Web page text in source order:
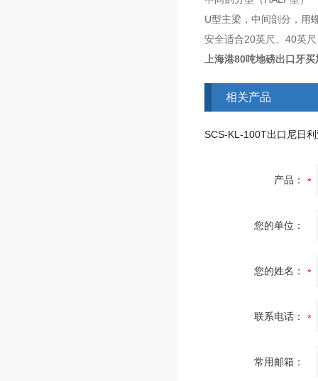
U型主梁，中间剖分，用
安全适合20英尺、40英
上海港80吨地磅出口牙
相关产品
产品：
您的单位：
您的姓名：
联系电话：
常用邮箱：